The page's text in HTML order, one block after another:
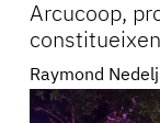
Arcucoop,
Raymond